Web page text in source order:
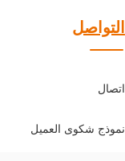
التواصل
اتصال
نموذج شكوى العميل